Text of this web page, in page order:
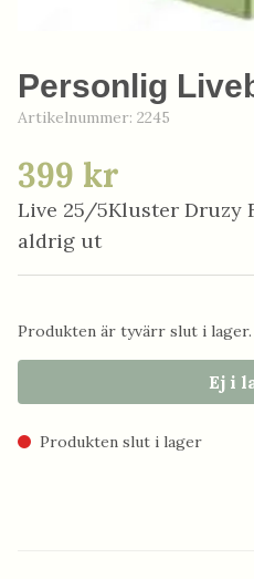
Personlig
Artikelnummer: 2245
399 kr
Live 25/5Kluster Druzy
aldrig ut
Produkten är tyvärr slut i lager.
Ej i
Produkten slut i lager